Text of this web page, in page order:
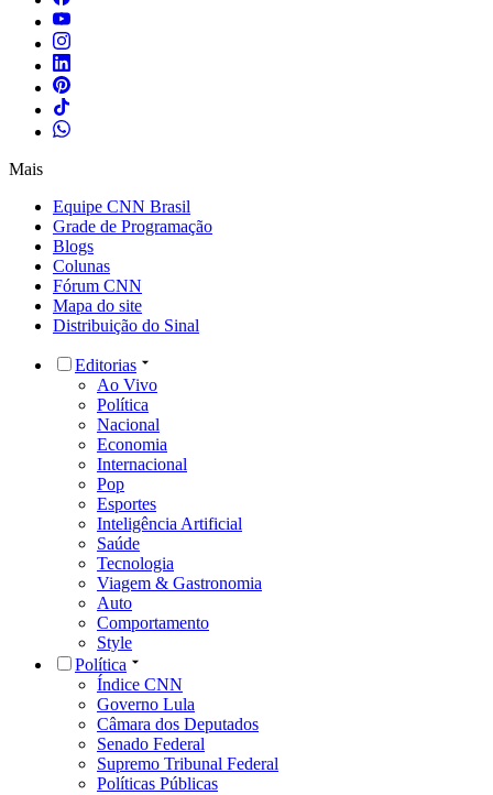
Mais
Equipe CNN Brasil
Grade de Programação
Blogs
Colunas
Fórum CNN
Mapa do site
Distribuição do Sinal
Editorias
Ao Vivo
Política
Nacional
Economia
Internacional
Pop
Esportes
Inteligência Artificial
Saúde
Tecnologia
Viagem & Gastronomia
Auto
Comportamento
Style
Política
Índice CNN
Governo Lula
Câmara dos Deputados
Senado Federal
Supremo Tribunal Federal
Políticas Públicas